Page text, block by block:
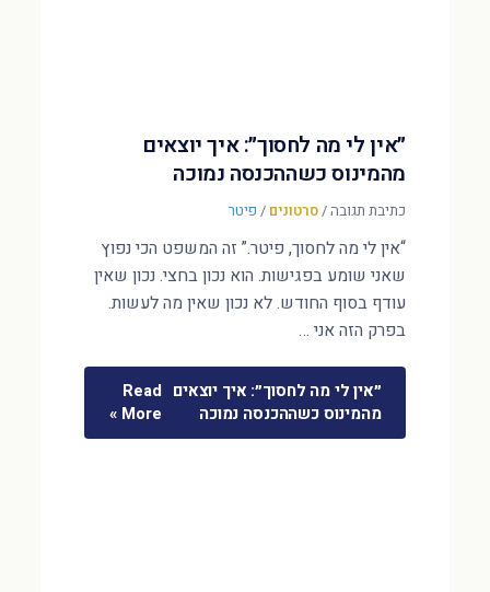
״אין לי מה לחסוך״: איך יוצאים
מהמינוס כשההכנסה נמוכה
כתיבת תגובה/סרטונים / פיטר
“אין לי מה לחסוך, פיטר.” זה המשפט הכי נפוץ
שאני שומע בפגישות. הוא נכון בחצי. נכון שאין
עודף בסוף החודש. לא נכון שאין מה לעשות.
בפרק הזה אני …
״אין לי מה לחסוך״: איך יוצאים
מהמינוס כשההכנסה נמוכה
Read
More »